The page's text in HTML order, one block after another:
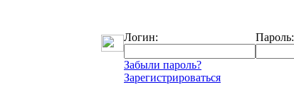
Логин: Пароль:
Забыли пароль?
Зарегистрироваться